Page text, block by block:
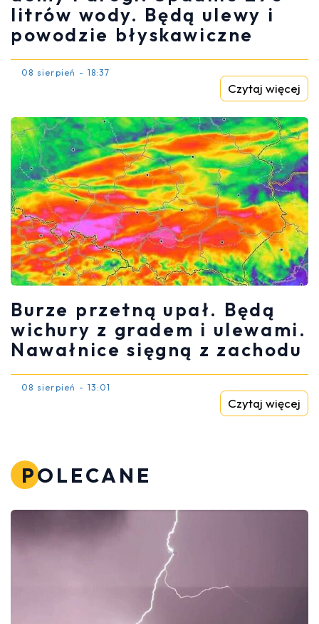
litrów wody. Będą ulewy i
powodzie błyskawiczne
08 sierpień - 18:37
Czytaj więcej
Burze przetną upał. Będą
wichury z gradem i ulewami.
Nawałnice sięgną z zachodu
08 sierpień - 13:01
Czytaj więcej
POLECANE